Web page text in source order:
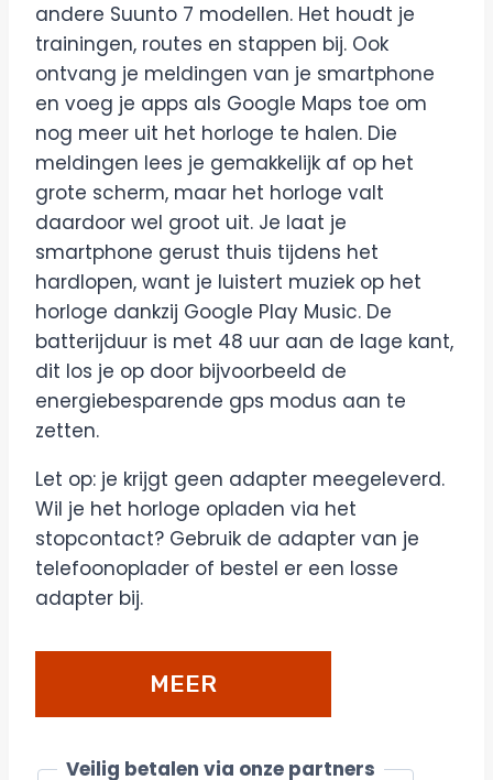
andere Suunto 7 modellen. Het houdt je
trainingen, routes en stappen bij. Ook
ontvang je meldingen van je smartphone
en voeg je apps als Google Maps toe om
nog meer uit het horloge te halen. Die
meldingen lees je gemakkelijk af op het
grote scherm, maar het horloge valt
daardoor wel groot uit. Je laat je
smartphone gerust thuis tijdens het
hardlopen, want je luistert muziek op het
horloge dankzij Google Play Music. De
batterijduur is met 48 uur aan de lage kant,
dit los je op door bijvoorbeeld de
energiebesparende gps modus aan te
zetten.
Let op: je krijgt geen adapter meegeleverd.
Wil je het horloge opladen via het
stopcontact? Gebruik de adapter van je
telefoonoplader of bestel er een losse
adapter bij.
MEER
Veilig betalen via onze partners